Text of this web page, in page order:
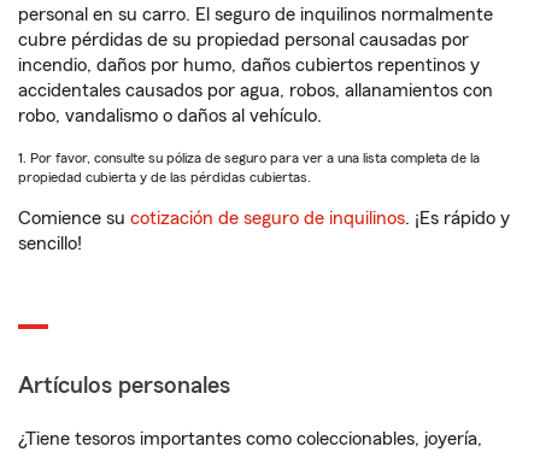
personal en su carro. El seguro de inquilinos normalmente
cubre pérdidas de su propiedad personal causadas por
incendio, daños por humo, daños cubiertos repentinos y
accidentales causados por agua, robos, allanamientos con
robo, vandalismo o daños al vehículo.
1. Por favor, consulte su póliza de seguro para ver a una lista completa de la
propiedad cubierta y de las pérdidas cubiertas.
Comience su cotización de seguro de inquilinos. ¡Es rápido y
sencillo!
Artículos personales
¿Tiene tesoros importantes como coleccionables, joyería,